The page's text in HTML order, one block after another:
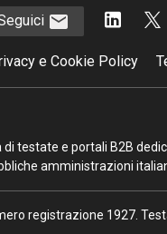
e Cookie Policy
testate e portali B2B
amministrazioni
registrazione 1927.